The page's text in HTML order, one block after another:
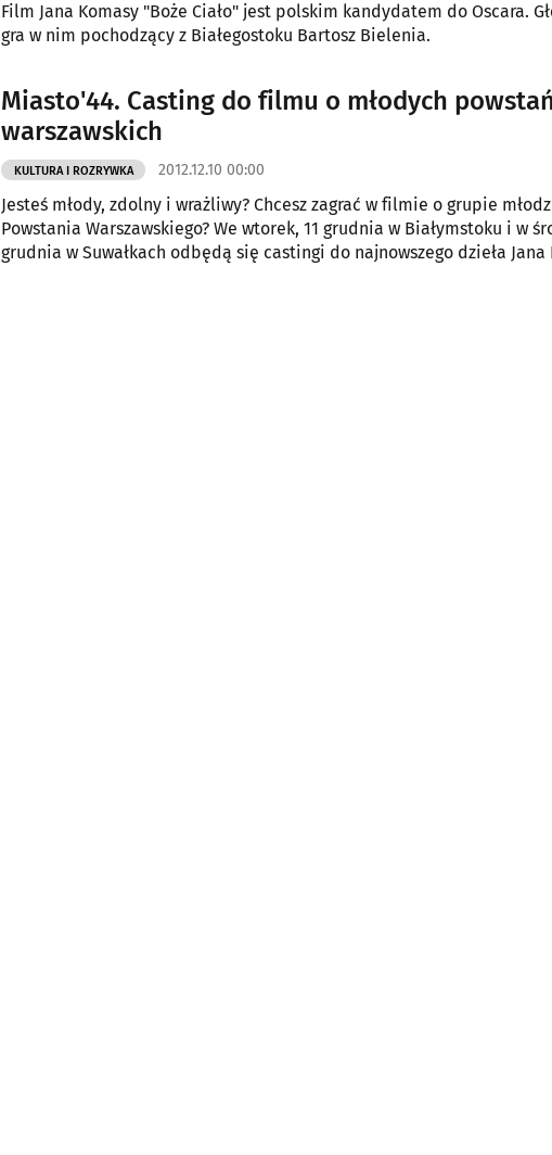
Film Jana Komasy "Boże Ciało" jest polskim kandydatem do Oscara.
gra w nim pochodzący z Białegostoku Bartosz Bielenia.
Miasto'44. Casting do filmu o młodych
warszawskich
KULTURA I ROZRYWKA 2012.12.10 00:00
Jesteś młody, zdolny i wrażliwy? Chcesz zagrać w filmie o grupie
Powstania Warszawskiego? We wtorek, 11 grudnia w Białymstoku i w
grudnia w Suwałkach odbędą się castingi do najnowszego dzieła Jana